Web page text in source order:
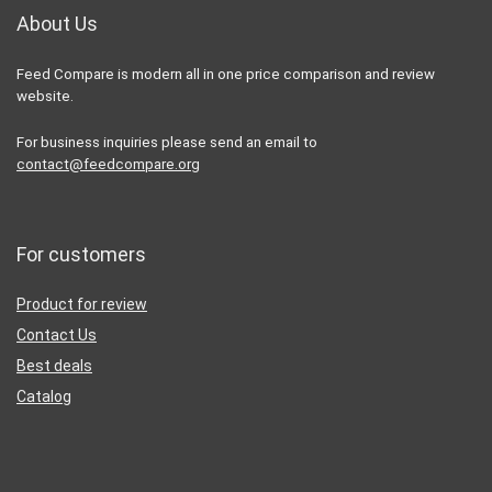
About Us
Feed Compare is modern all in one price comparison and review
website.
For business inquiries please send an email to
contact@feedcompare.org
For customers
Product for review
Contact Us
Best deals
Catalog